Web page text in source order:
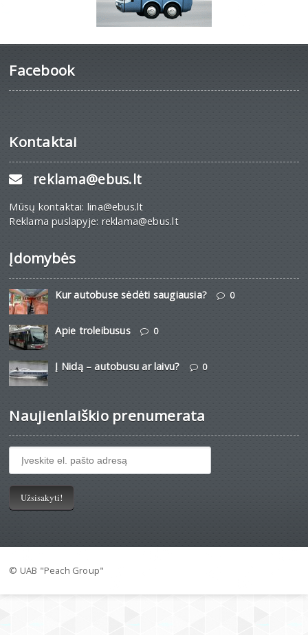
Facebook
Kontaktai
reklama@ebus.lt
Mūsų kontaktai: lina@ebus.lt
Reklama puslapyje: reklama@ebus.lt
Įdomybės
Kur autobuse sėdėti saugiausia? 0
Apie troleibusus 0
Į Nidą – autobusu ar laivu? 0
Naujienlaiškio prenumerata
© UAB "Peach Group"